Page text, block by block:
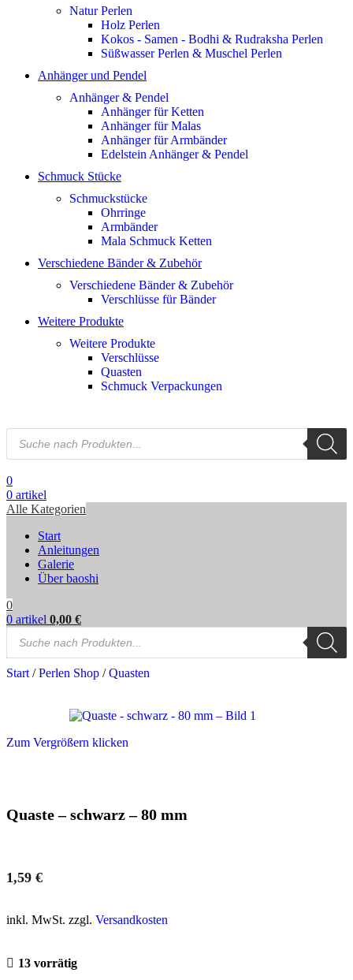
Natur Perlen
Holz Perlen
Kokos - Samen - Bodhi & Rudraksha Perlen
Süßwasser Perlen & Muschel Perlen
Anhänger und Pendel
Anhänger & Pendel
Anhänger für Ketten
Anhänger für Malas
Anhänger für Armbänder
Edelstein Anhänger & Pendel
Schmuck Stücke
Schmuckstücke
Ohrringe
Armbänder
Mala Schmuck Ketten
Verschiedene Bänder & Zubehör
Verschiedene Bänder & Zubehör
Verschlüsse für Bänder
Weitere Produkte
Weitere Produkte
Verschlüsse
Quasten
Schmuck Verpackungen
0
0 artikel
Alle Kategorien
Start
Anleitungen
Galerie
Über baoshi
0
0 artikel 0,00 €
Start / Perlen Shop / Quasten
Zum Vergrößern klicken
Quaste – schwarz – 80 mm
1,59 €
inkl. MwSt. zzgl. Versandkosten
13 vorrätig